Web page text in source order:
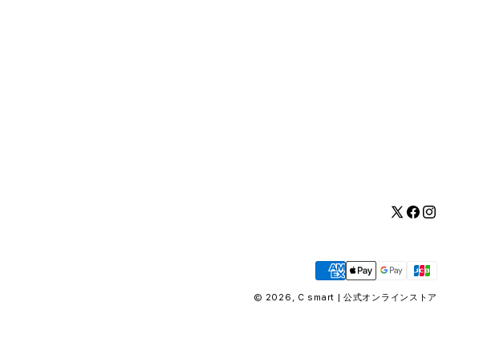
Twitter
Facebook
Instagram
支
© 2026, C smart | 公式オンラインストア